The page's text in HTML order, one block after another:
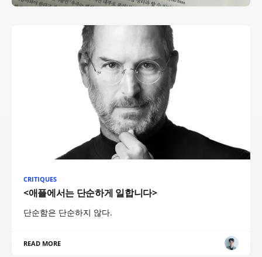
CRITIQUES
<애플에서는 단순하게 일합니다>
단순함은 단순하지 않다.
READ MORE